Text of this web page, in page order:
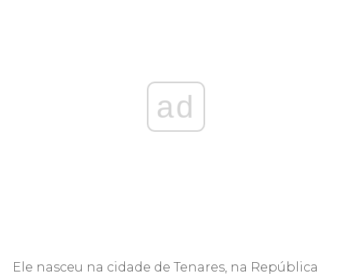
ad
Ele nasceu na cidade de Tenares, na República